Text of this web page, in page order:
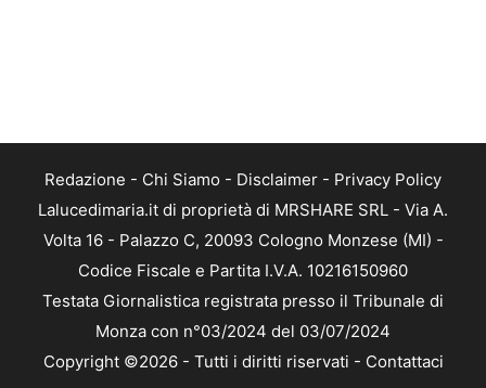
Redazione - Chi Siamo - Disclaimer - Privacy Policy
Lalucedimaria.it di proprietà di MRSHARE SRL - Via A.
Volta 16 - Palazzo C, 20093 Cologno Monzese (MI) -
Codice Fiscale e Partita I.V.A. 10216150960
Testata Giornalistica registrata presso il Tribunale di
Monza con n°03/2024 del 03/07/2024
Copyright ©2026 - Tutti i diritti riservati - Contattaci